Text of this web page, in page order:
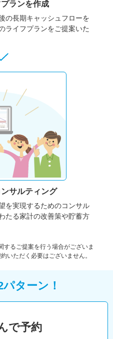
ランを作成
の長期キャッシュフローを
ライフプランをご提案いた
ンサルティング
を実現するためのコンサル
たる家計の改善策や貯蓄方
るご提案を行う場合がございま
いただく必要はございません。
ターン！
で予約